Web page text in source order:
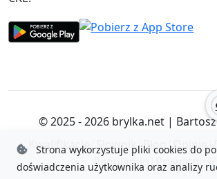
© 2025 - 2026 brylka.net|
Kwalifikacje|Słownik|Blog|Opinie|
Regulamin|Prywatność
Strona wykorzystuje pliki cookies do
doświadczenia użytkownika oraz analizy